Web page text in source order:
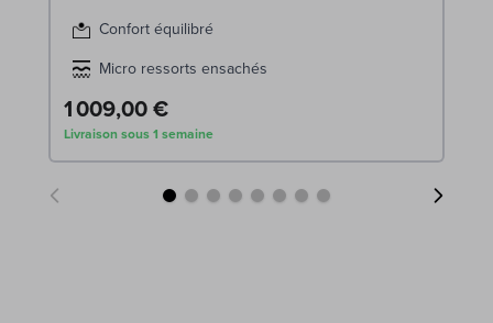
Confort équilibré
Micro ressorts ensachés
1 009,00 €
Livraison sous 1 semaine